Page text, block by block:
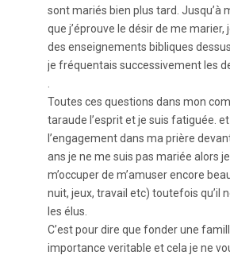
sont mariés bien plus tard. Jusqu’à
que j’éprouve le désir de me marier,
des enseignements bibliques
je fréquentais successivement les
Toutes ces questions dans mon
taraude l’esprit et je suis fatiguée. et
l’engagement dans ma prière
ans je ne me suis pas mariée alors
m’occuper de m’amuser encore
nuit, jeux, travail etc) toutefois qu’il
les élus.
C’est pour dire que fonder une
importance veritable et cela je ne